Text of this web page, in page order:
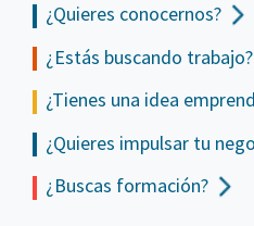
¿Quieres conocernos?
¿Estás buscando trabajo?
¿Tienes una idea
¿Quieres impulsar tu
¿Buscas formación?